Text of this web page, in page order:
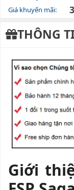
Giá khuyến mãi:
THÔNG
Giới